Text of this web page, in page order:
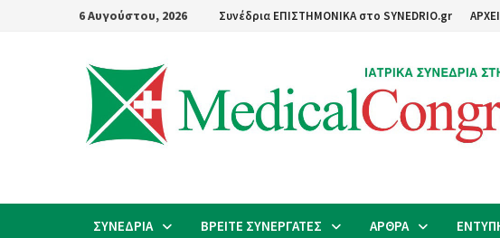
6 Αυγούστου, 2026 Συνέδρια ΕΠΙΣΤΗΜΟΝΙΚΑ στο SYNEDRIO.gr
ΣΥΝΕΔΡΙΑ ΒΡΕΙΤΕ ΣΥΝΕΡΓΑΤΕΣ ΑΡΘΡΑ